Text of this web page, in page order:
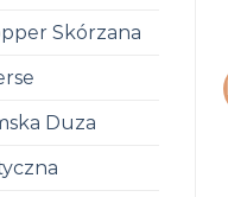
Skórzana
Duza